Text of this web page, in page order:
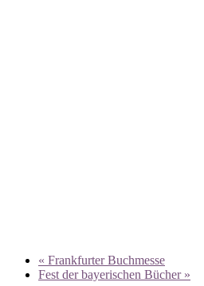
« Frankfurter Buchmesse
Fest der bayerischen Bücher »